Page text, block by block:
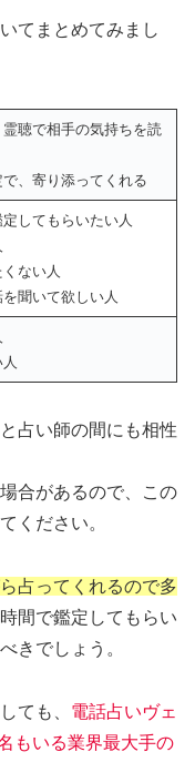
てまとめてみまし
聴で相手の気持ちを読
、寄り添ってくれる
してもらいたい人
ない人
聞いて欲しい人
占い師の間にも相性
合があるので、この
ください。
占ってくれるので多
間で鑑定してもらい
きでしょう。
ても、 電話占いヴェ
もいる業界最大手の